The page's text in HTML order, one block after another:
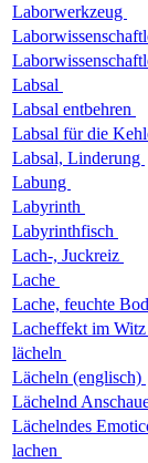
Laborwerkzeug
Labsal
Labsal entbehren
Labsal für die
Labsal, Linderung
Labung
Labyrinth
Labyrinthfisch
Lach-, Juckreiz
Lache
Lache, feuchte
Lacheffekt im Witz
lächeln
Lächeln (englisch)
Lächelnd
Lächelndes
lachen